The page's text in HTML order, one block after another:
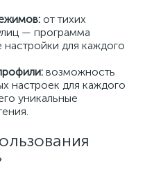
от тихих
— программа
настройки для каждого
возможность
настроек для каждого
уникальные